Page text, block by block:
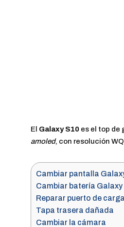
El Galaxy S10 es el top de
amoled, con resolución
Cambiar pantalla
Cambiar batería Galaxy
Reparar puerto de carga
Tapa trasera dañada
Cambiar la cámara